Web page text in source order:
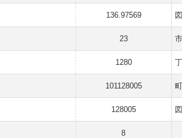
136.97569
23
1280
101128005
128005
8